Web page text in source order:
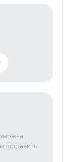
доставить